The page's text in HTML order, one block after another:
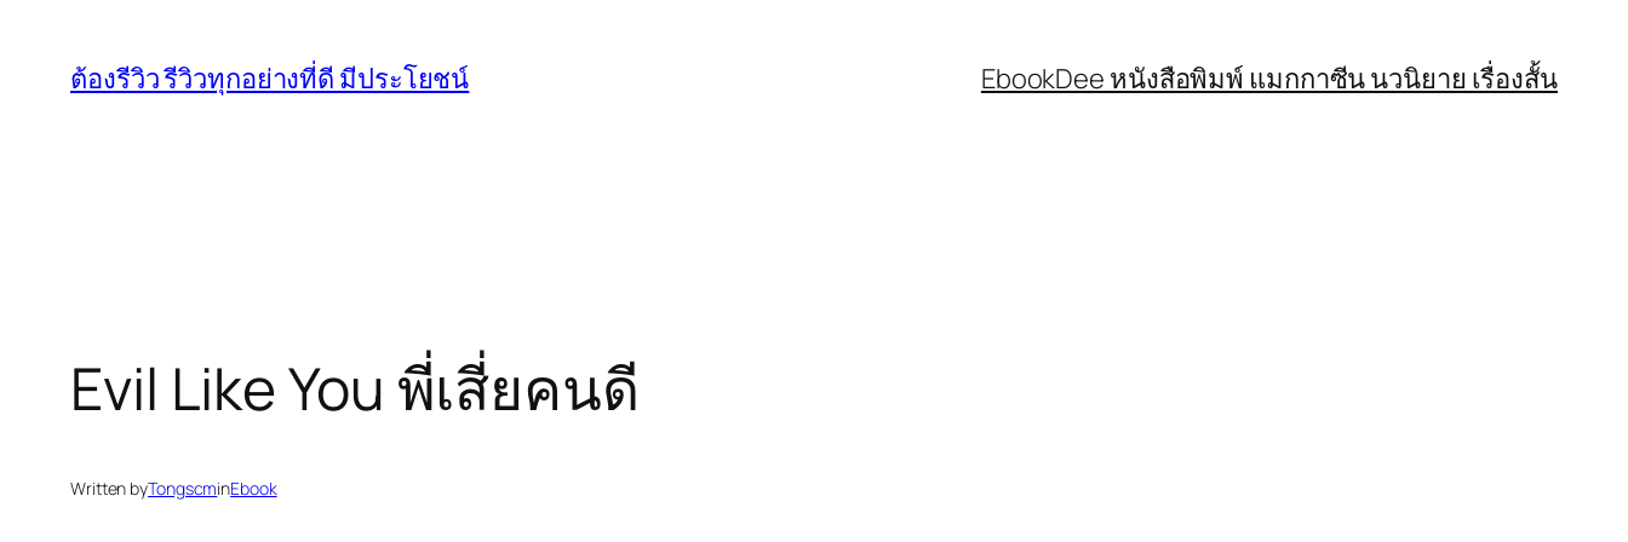
content
ต้องรีวิว รีวิวทุกอย่างที่ดี มีประโยชน์ EbookDee หนังสือพิมพ์ แมกกาซีน นวนิยาย เรื่องสั้น
Evil Like You พี่เสี่ยคนดี
Written byTongscminEbook